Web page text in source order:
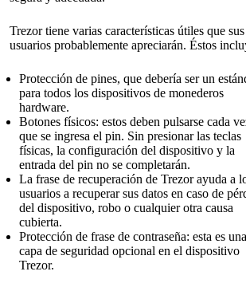
Trezor tiene varias características útiles que sus
usuarios probablemente apreciarán. Éstos
Protección de pines, que debería ser un
para todos los dispositivos de monederos
hardware.
Botones físicos: estos deben pulsarse cada
que se ingresa el pin. Sin presionar las teclas
físicas, la configuración del dispositivo y la
entrada del pin no se completarán.
La frase de recuperación de Trezor ayuda a
usuarios a recuperar sus datos en caso de
del dispositivo, robo o cualquier otra causa
cubierta.
Protección de frase de contraseña: esta es una
capa de seguridad opcional en el dispositivo
Trezor.